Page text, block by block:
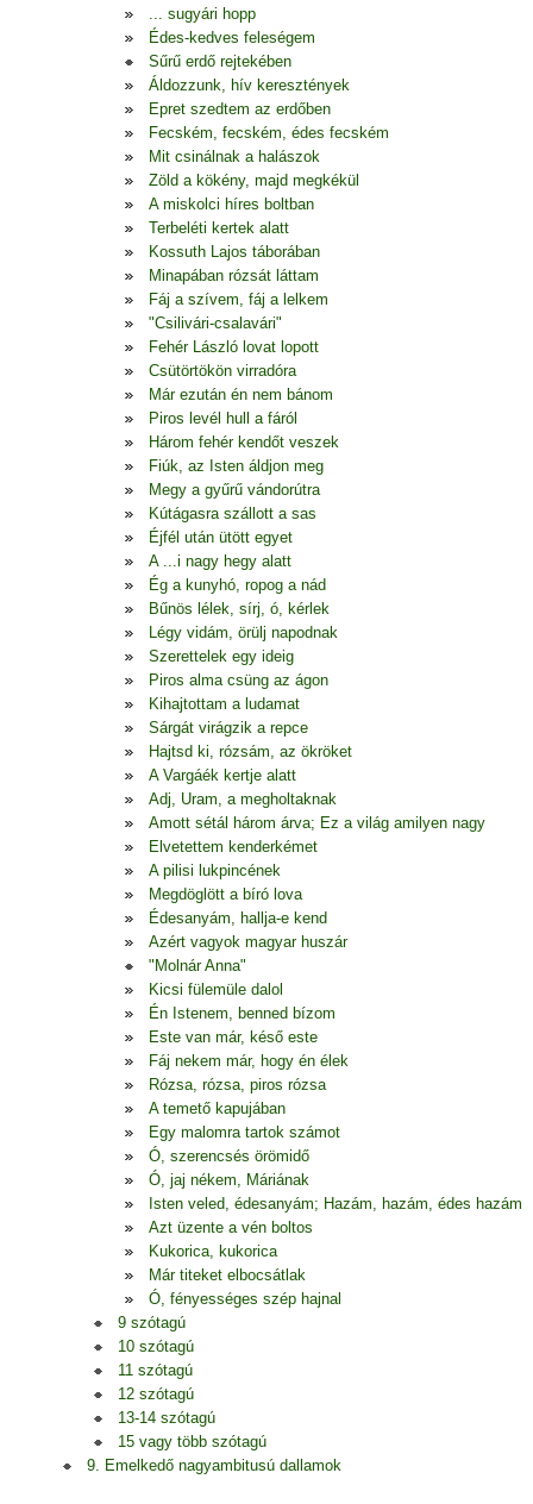
... sugyári hopp
Édes-kedves feleségem
Sűrű erdő rejtekében
Áldozzunk, hív keresztények
Epret szedtem az erdőben
Fecském, fecském, édes fecském
Mit csinálnak a halászok
Zöld a kökény, majd megkékül
A miskolci híres boltban
Terbeléti kertek alatt
Kossuth Lajos táborában
Minapában rózsát láttam
Fáj a szívem, fáj a lelkem
"Csilivári-csalavári"
Fehér László lovat lopott
Csütörtökön virradóra
Már ezután én nem bánom
Piros levél hull a fáról
Három fehér kendőt veszek
Fiúk, az Isten áldjon meg
Megy a gyűrű vándorútra
Kútágasra szállott a sas
Éjfél után ütött egyet
A ...i nagy hegy alatt
Ég a kunyhó, ropog a nád
Bűnös lélek, sírj, ó, kérlek
Légy vidám, örülj napodnak
Szerettelek egy ideig
Piros alma csüng az ágon
Kihajtottam a ludamat
Sárgát virágzik a repce
Hajtsd ki, rózsám, az ökröket
A Vargáék kertje alatt
Adj, Uram, a megholtaknak
Amott sétál három árva; Ez a világ amilyen nagy
Elvetettem kenderkémet
A pilisi lukpincének
Megdöglött a bíró lova
Édesanyám, hallja-e kend
Azért vagyok magyar huszár
"Molnár Anna"
Kicsi fülemüle dalol
Én Istenem, benned bízom
Este van már, késő este
Fáj nekem már, hogy én élek
Rózsa, rózsa, piros rózsa
A temető kapujában
Egy malomra tartok számot
Ó, szerencsés örömidő
Ó, jaj nékem, Máriának
Isten veled, édesanyám; Hazám, hazám, édes hazám
Azt üzente a vén boltos
Kukorica, kukorica
Már titeket elbocsátlak
Ó, fényességes szép hajnal
9 szótagú
10 szótagú
11 szótagú
12 szótagú
13-14 szótagú
15 vagy több szótagú
9. Emelkedő nagyambitusú dallamok